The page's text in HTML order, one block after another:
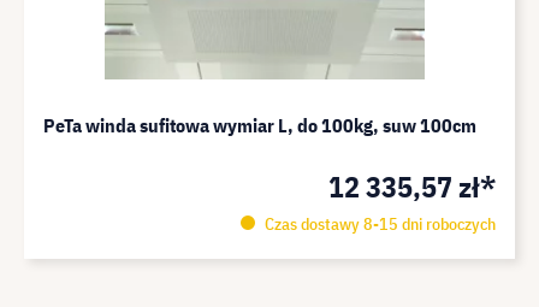
PeTa winda sufitowa wymiar L, do 100kg, suw 100cm
12 335,57 zł*
Czas dostawy 8-15 dni roboczych